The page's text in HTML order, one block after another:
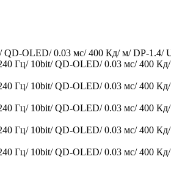
OLED/ 0.03 мс/ 400 Кд/ м/ DP-